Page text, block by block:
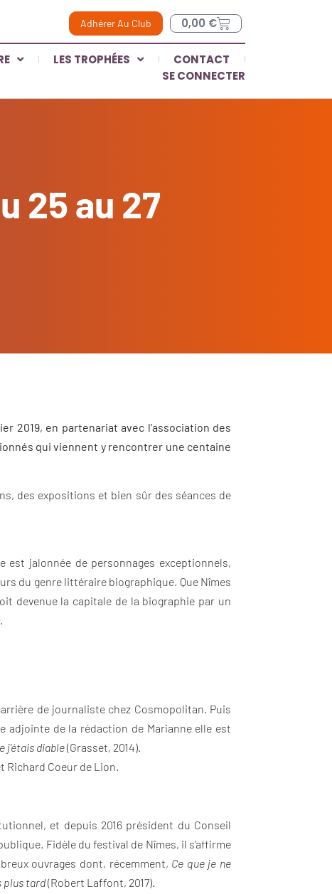
Adhérer Au Club 0,00 €
LES TROPHÉES
CONTACT
SE CONNECTER
25 au 27
2019, en partenariat avec l’association des
qui viennent y rencontrer une centaine
des expositions et bien sûr des séances de
est jalonnée de personnages exceptionnels,
du genre littéraire biographique. Que Nîmes
devenue la capitale de la biographie par un
de journaliste chez Cosmopolitan. Puis
adjointe de la rédaction de Marianne elle est
j’étais diable(Grasset, 2014).
Richard Coeur de Lion.
et depuis 2016 président du Conseil
Fidèle du festival de Nîmes, il s’affirme
ouvrages dont, récemment, Ce que je ne
plus tard(Robert Laffont, 2017).